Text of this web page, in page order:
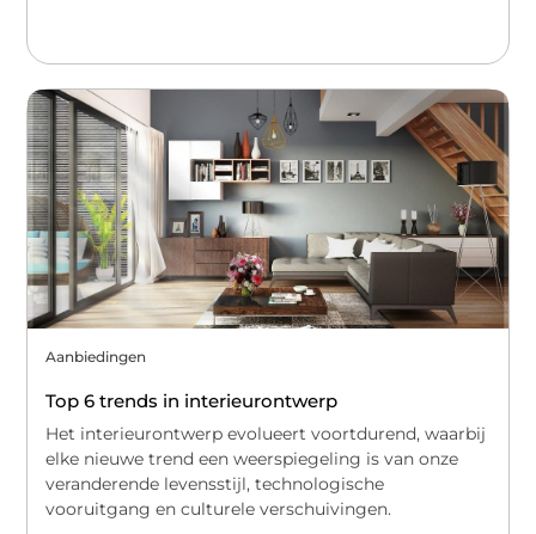
Aanbiedingen
Top 6 trends in interieurontwerp
Het interieurontwerp evolueert voortdurend, waarbij
elke nieuwe trend een weerspiegeling is van onze
veranderende levensstijl, technologische
vooruitgang en culturele verschuivingen.